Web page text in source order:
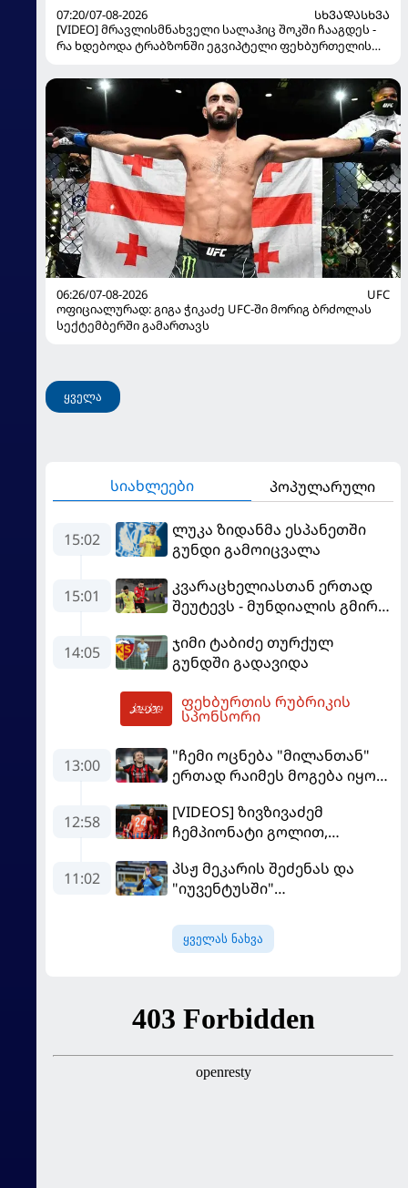
07:20/07-08-2026
ᲡᲮᲕᲐᲓᲐᲡᲮᲕᲐ
[VIDEO] მრავლისმნახველი სალაჰიც შოკში ჩააგდეს -
რა ხდებოდა ტრაბზონში ეგვიპტელი ფეხბურთელის
06:26/07-08-2026
UFC
ოფიციალურად: გიგა ჭიკაძე UFC-ში მორიგ ბრძოლას
სექტემბერში გამართავს
ყველა
სიახლეები პოპულარული
15:02
ლუკა ზიდანმა ესპანეთში
გუნდი გამოიცვალა
15:01
კვარაცხელიასთან ერთად
შეუტევს - მუნდიალის გმირი
გახდება
14:05
ჯიმი ტაბიძე თურქულ
გუნდში გადავიდა
ფეხბურთის რუბრიკის
სპონსორი
13:00
"ჩემი ოცნება "მილანთან"
ერთად რაიმეს მოგება იყო" -
თავის მისიაზე ისაუბრა
12:58
[VIDEOS] ზივზივაძემ
ჩემპიონატი გოლით,
გამარჯვებით დაიწყო
11:02
პსჟ მეკარის შეძენას და
"იუვენტუსში"
ყველას ნახვა